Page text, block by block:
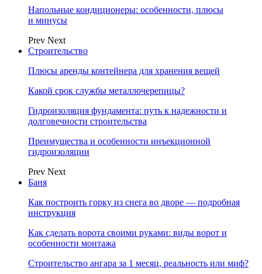
Напольные кондиционеры: особенности, плюсы
и минусы
Prev Next
Строительство
Плюсы аренды контейнера для хранения вещей
Какой срок службы металлочерепицы?
Гидроизоляция фундамента: путь к надежности и
долговечности строительства
Преимущества и особенности инъекционной
гидроизоляции
Prev Next
Баня
Как построить горку из снега во дворе — подробная
инструкция
Как сделать ворота своими руками: виды ворот и
особенности монтажа
Строительство ангара за 1 месяц, реальность или миф?